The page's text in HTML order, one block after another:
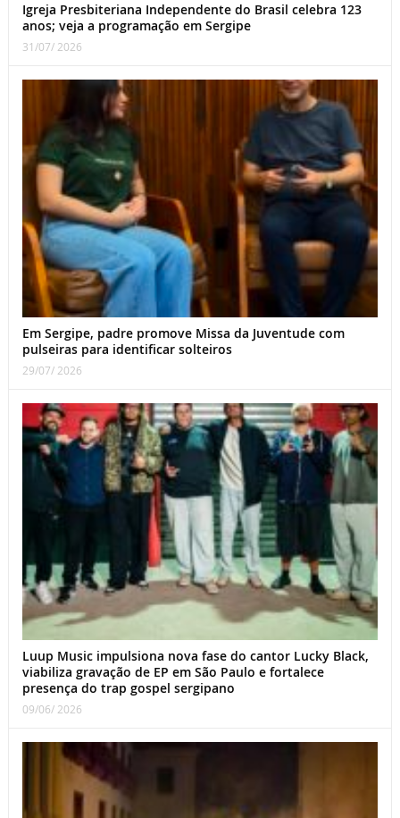
Igreja Presbiteriana Independente do Brasil celebra 123
anos; veja a programação em Sergipe
31/07/ 2026
Em Sergipe, padre promove Missa da Juventude com
pulseiras para identificar solteiros
29/07/ 2026
Luup Music impulsiona nova fase do cantor Lucky Black,
viabiliza gravação de EP em São Paulo e fortalece
presença do trap gospel sergipano
09/06/ 2026